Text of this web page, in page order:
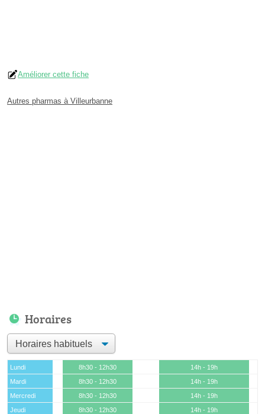
Améliorer cette fiche
Autres pharmas à Villeurbanne
Horaires
Lundi 8h30 - 12h30
14h - 19h
Mardi
8h30 - 12h30
14h - 19h
Mercredi
8h30 - 12h30
14h - 19h
Jeudi
8h30 - 12h30
14h - 19h